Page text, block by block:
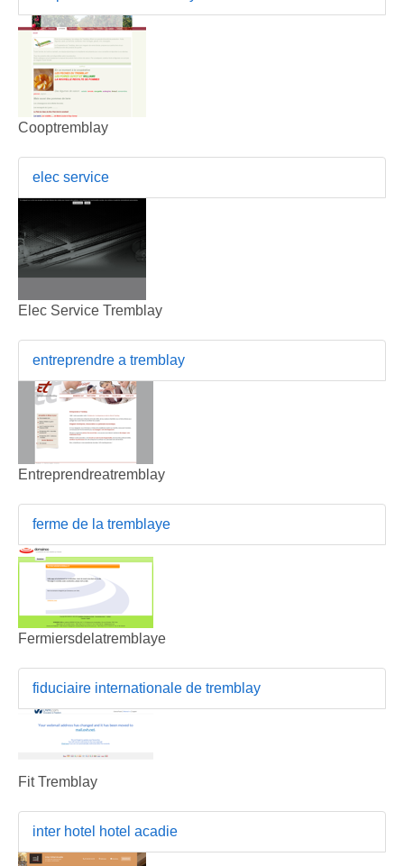
Cooptremblay
elec service
Elec Service Tremblay
entreprendre a tremblay
Entreprendreatremblay
ferme de la tremblaye
Fermiersdelatremblaye
fiduciaire internationale de tremblay
Fit Tremblay
inter hotel hotel acadie